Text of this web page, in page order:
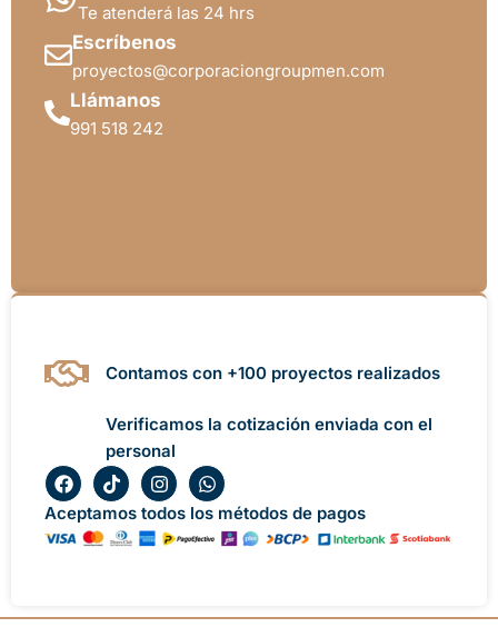
Te atenderá las 24 hrs
Escríbenos
proyectos@corporaciongroupmen.com
Llámanos
991 518 242
Contamos con +100 proyectos realizados
Verificamos la cotización enviada con el
personal
F
a
c
e
b
T
i
k
t
o
I
n
s
t
a
m
W
h
a
s
Aceptamos todos los métodos de pagos